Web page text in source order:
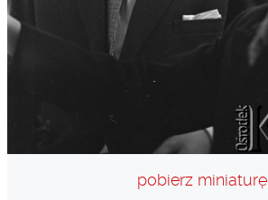
pobierz miniaturę